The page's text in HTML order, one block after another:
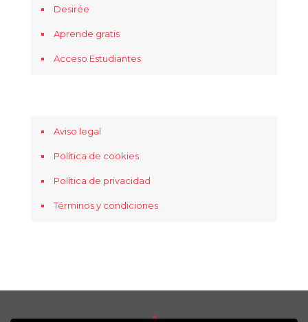
Desirée
Aprende gratis
Acceso Estudiantes
Aviso legal
Política de cookies
Política de privacidad
Términos y condiciones